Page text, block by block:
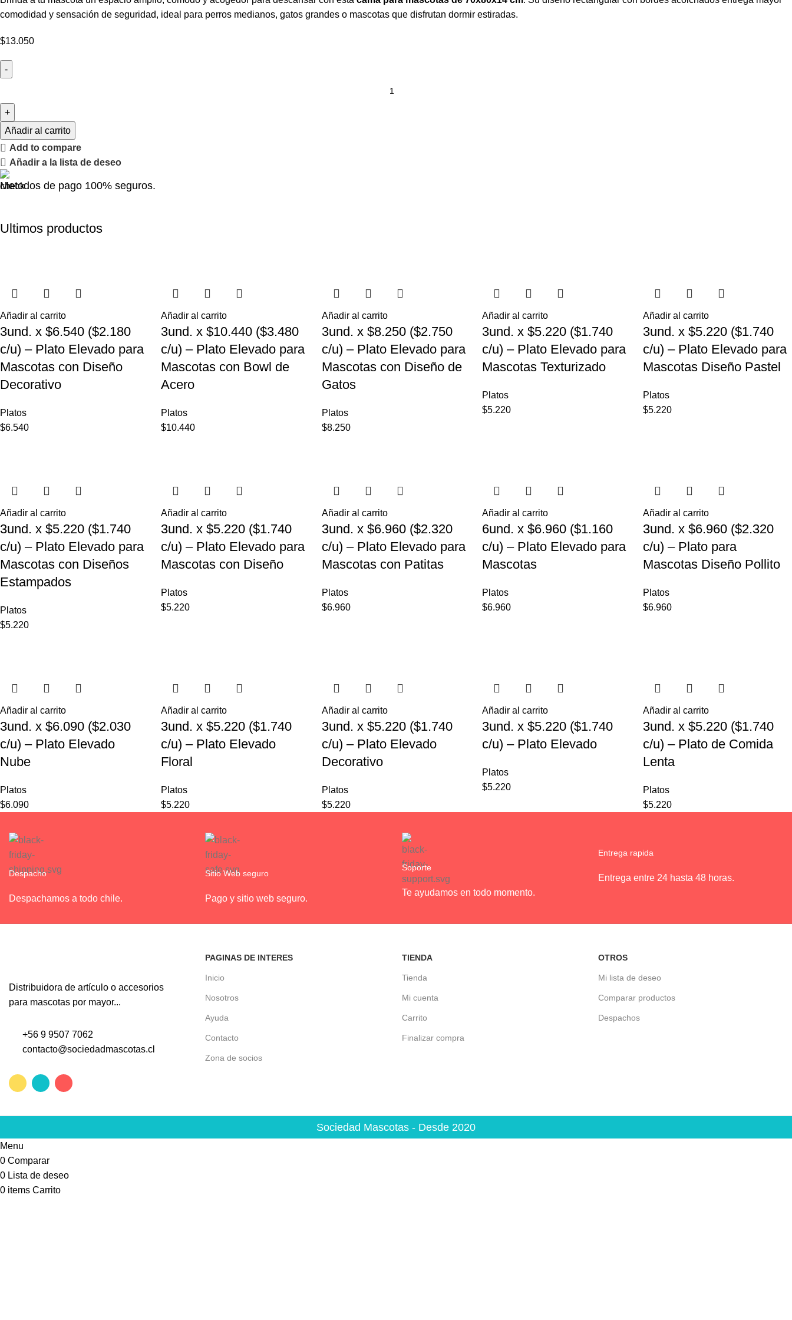
comodidad y sensación de seguridad, ideal para perros medianos, gatos grandes o mascotas que disfrutan dormir estiradas.
$13.050
Añadir al carrito
Add to compare
Añadir a la lista de deseo
Metodos de pago 100% seguros.
Ultimos productos
Añadir al carrito
3und. x $6.540 ($2.180
c/u) – Plato Elevado para
Mascotas con Diseño
Decorativo
Platos
$6.540
Añadir al carrito
3und. x $10.440 ($3.480
c/u) – Plato Elevado para
Mascotas con Bowl de
Acero
Platos
$10.440
Añadir al carrito
3und. x $8.250 ($2.750
c/u) – Plato Elevado para
Mascotas con Diseño de
Gatos
Platos
$8.250
Añadir al carrito
3und. x $5.220 ($1.740
c/u) – Plato Elevado para
Mascotas Texturizado
Platos
$5.220
Añadir al carrito
3und. x $5.220 ($1.740
c/u) – Plato Elevado para
Mascotas Diseño Pastel
Platos
$5.220
Añadir al carrito
3und. x $5.220 ($1.740
c/u) – Plato Elevado para
Mascotas con Diseños
Estampados
Platos
$5.220
Añadir al carrito
3und. x $5.220 ($1.740
c/u) – Plato Elevado para
Mascotas con Diseño
Platos
$5.220
Añadir al carrito
3und. x $6.960 ($2.320
c/u) – Plato Elevado para
Mascotas con Patitas
Platos
$6.960
Añadir al carrito
6und. x $6.960 ($1.160
c/u) – Plato Elevado para
Mascotas
Platos
$6.960
Añadir al carrito
3und. x $6.960 ($2.320
c/u) – Plato para
Mascotas Diseño Pollito
Platos
$6.960
Añadir al carrito
3und. x $6.090 ($2.030
c/u) – Plato Elevado
Nube
Platos
$6.090
Añadir al carrito
3und. x $5.220 ($1.740
c/u) – Plato Elevado
Floral
Platos
$5.220
Añadir al carrito
3und. x $5.220 ($1.740
c/u) – Plato Elevado
Decorativo
Platos
$5.220
Añadir al carrito
3und. x $5.220 ($1.740
c/u) – Plato Elevado
Platos
$5.220
Añadir al carrito
3und. x $5.220 ($1.740
c/u) – Plato de Comida
Lenta
Platos
$5.220
Despacho
Despachamos a todo chile.
Sitio Web seguro
Pago y sitio web seguro.
Soporte
Te ayudamos en todo momento.
Entrega rapida
Entrega entre 24 hasta 48 horas.
Distribuidora de artículo o accesorios
para mascotas por mayor...
+56 9 9507 7062
contacto@sociedadmascotas.cl
PAGINAS DE INTERES
Inicio
Nosotros
Ayuda
Contacto
Zona de socios
TIENDA
Tienda
Mi cuenta
Carrito
Finalizar compra
OTROS
Mi lista de deseo
Comparar productos
Despachos
Sociedad Mascotas - Desde 2020
Menu
0 Comparar
0 Lista de deseo
0 items Carrito